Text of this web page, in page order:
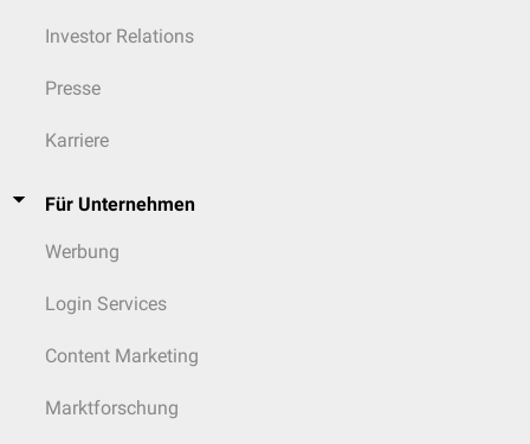
Investor Relations
Presse
Karriere
Für Unternehmen
Werbung
Login Services
Content Marketing
Marktforschung